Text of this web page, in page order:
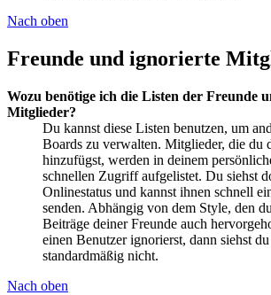
Nach oben
Freunde und ignorierte
Wozu benötige ich die Listen der Freunde
Mitglieder?
Du kannst diese Listen benutzen, um
Boards zu verwalten. Mitglieder, die du
hinzufügst, werden in deinem
schnellen Zugriff aufgelistet. Du siehst
Onlinestatus und kannst ihnen schnell
senden. Abhängig von dem Style, den
Beiträge deiner Freunde auch
einen Benutzer ignorierst, dann siehst
standardmäßig nicht.
Nach oben